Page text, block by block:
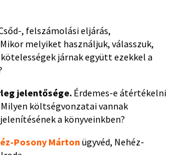
, felszámolási eljárás,
melyiket használjuk, válasszuk,
járnak együtt ezekkel a
jelentősége. Érdemes-e átértékelni
költségvonzatai vannak
a könyveinkben?
Posony Mártonügyvéd, Nehéz-